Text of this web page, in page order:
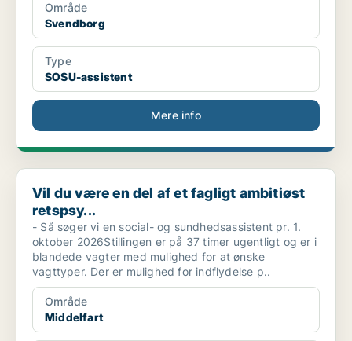
Område
Svendborg
Type
SOSU-assistent
Mere info
Vil du være en del af et fagligt ambitiøst retspsy...
Vil du være en del af et fagligt ambitiøst
retspsy...
- Så søger vi en social- og sundhedsassistent pr. 1.
oktober 2026Stillingen er på 37 timer ugentligt og er i
blandede vagter med mulighed for at ønske
vagttyper. Der er mulighed for indflydelse p..
Område
Middelfart